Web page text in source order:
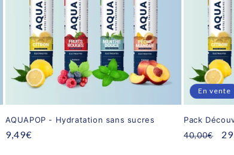
AQUAPOP - Hydratation sans sucres
Prix
9,49€
En vente
Pack
Prix
40,00€